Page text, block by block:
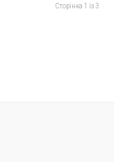
Сторінка 1 із 3